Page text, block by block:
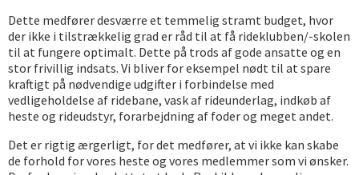
Dette medfører desværre et temmelig stramt budget, hvor
der ikke i tilstrækkelig grad er råd til at få rideklubben/-skolen
til at fungere optimalt. Dette på trods af gode ansatte og en
stor frivillig indsats. Vi bliver for eksempel nødt til at spare
kraftigt på nødvendige udgifter i forbindelse med
vedligeholdelse af ridebane, vask af rideunderlag, indkøb af
heste og rideudstyr, forarbejdning af foder og meget andet.
Det er rigtig ærgerligt, for det medfører, at vi ikke kan skabe
de forhold for vores heste og vores medlemmer som vi ønsker.